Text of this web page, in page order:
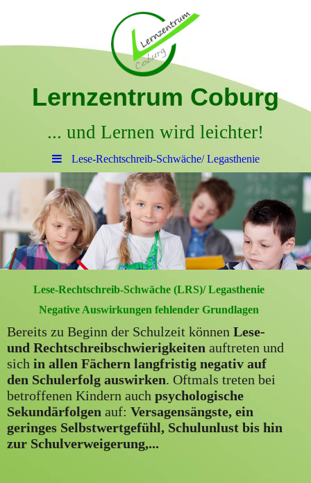
Lernzentrum Coburg
... und Lernen wird leichter!
Lese-Rechtschreib-Schwäche/ Legasthenie
Lese-Rechtschreib-Schwäche (LRS)/ Legasthenie
Negative Auswirkungen fehlender Grundlagen
Bereits zu Beginn der Schulzeit können Lese-
und Rechtschreibschwierigkeiten auftreten und
sich in allen Fächern langfristig negativ auf
den Schulerfolg auswirken. Oftmals treten bei
betroffenen Kindern auch psychologische
Sekundärfolgen auf: Versagensängste, ein
geringes Selbstwertgefühl, Schulunlust bis hin
zur Schulverweigerung,...